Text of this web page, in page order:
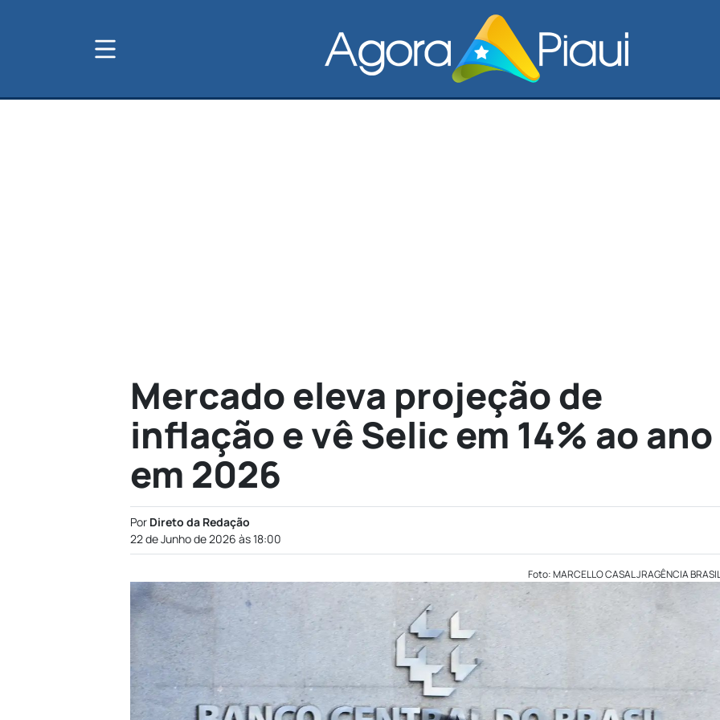
Mercado eleva projeção de
inflação e vê Selic em 14% ao ano
em 2026
Por Direto da Redação
22 de Junho de 2026 às 18:00
Foto: MARCELLO CASAL JRAGÊNCIA